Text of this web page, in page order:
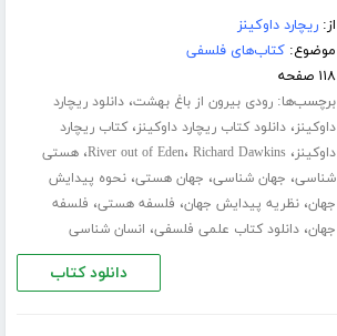
از:ریچارد داوکینز
موضوع:کتاب‌های فلسفی
۱۱۸ صفحه
برچسب‌ها:رودی بیرون از باغ بهشت،دانلود ریچارد
داوکینز،دانلود کتاب ریچارد داوکینز،کتاب ریچارد
داوکینز، River out of Eden، Richard Dawkins ،هستی
شناسی، جهان شناسی، جهان هستی،نحوه پیدایش
جهان،نظریه پیدایش جهان، فلسفه هستی، فلسفه
جهان،دانلود کتاب علمی فلسفی، انسان شناسی
دانلود کتاب